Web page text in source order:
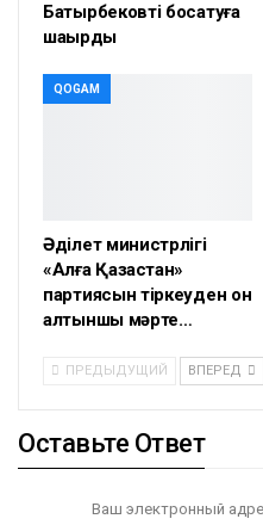
Батырбековті босатуға
шақырды
QOGAM
Әділет министрлігі
«Алға Қазақстан»
партиясын тіркеуден он
алтыншы мәрте…
ПРЕДЫДУЩИЙ ВПЕРЕД
Оставьте Ответ
Ваш электронный